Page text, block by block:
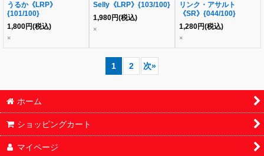
うるか《LRP》
{101/100}
1,800円(税込)
×
Selly《LRP》{103/100}
1,980円(税込)
×
リンク・アサルト
《SR》{044/100}
1,280円(税込)
×
1 2 次»
ホーム
ショッピングカート
マイページ